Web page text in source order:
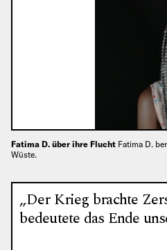
Fatima D. über ihre Flucht Fatima D.
Wüste.
„Der Krieg brachte
bedeutete das Ende